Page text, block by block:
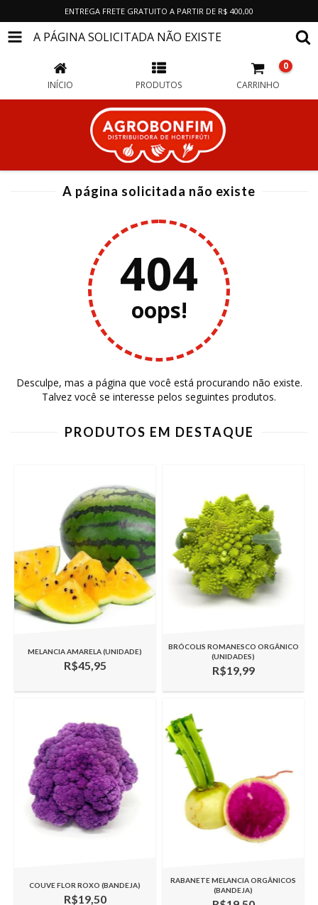
ENTREGA FRETE GRATUITO A PARTIR DE R$ 400,00
A PÁGINA SOLICITADA NÃO EXISTE
INÍCIO PRODUTOS CARRINHO
0
A página solicitada não existe
404
oops!
Desculpe, mas a página que você está procurando não existe.
Talvez você se interesse pelos seguintes produtos.
PRODUTOS EM DESTAQUE
MELANCIA AMARELA (UNIDADE)
R$45,95
BRÓCOLIS ROMANESCO ORGÂNICO
(UNIDADES)
R$19,99
COUVE FLOR ROXO (BANDEJA)
R$19,50
RABANETE MELANCIA ORGÂNICOS
(BANDEJA)